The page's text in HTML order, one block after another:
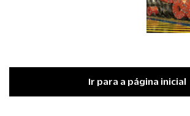
Ir para a página inicial